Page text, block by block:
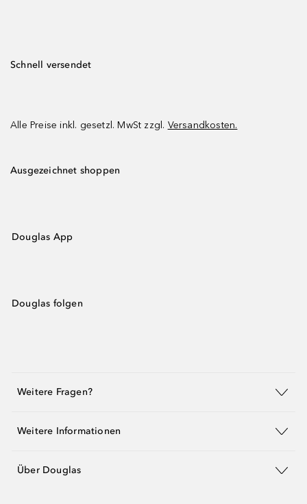
Schnell versendet
Alle Preise inkl. gesetzl. MwSt zzgl. Versandkosten.
Ausgezeichnet shoppen
Douglas App
Douglas folgen
Weitere Fragen?
Weitere Informationen
Über Douglas